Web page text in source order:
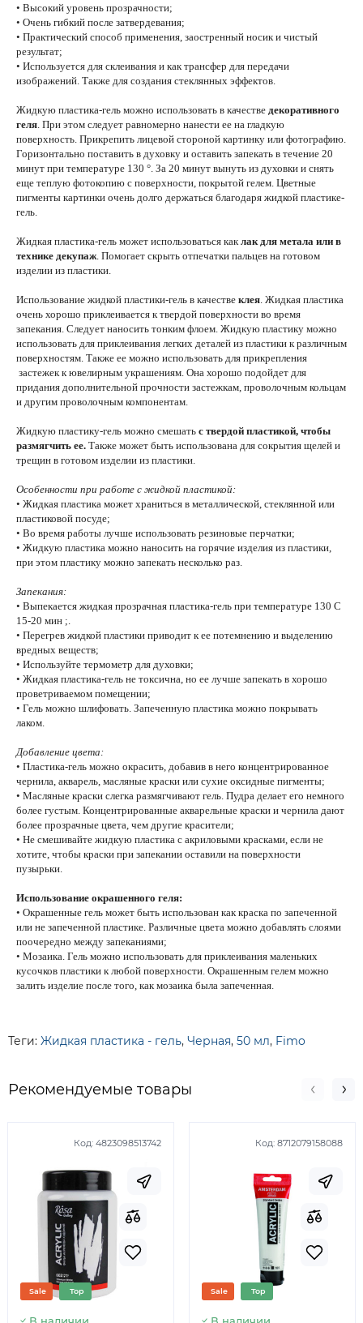
• Высокий уровень прозрачности;
• Очень гибкий после затвердевания;
• Практический способ применения, заостренный носик и чистый
результат;
• Используется для склеивания и как трансфер для передачи
изображений. Также для создания стеклянных эффектов.
Жидкую пластика-гель можно использовать в качестве декоративного
геля. При этом следует равномерно нанести ее на гладкую
поверхность. Прикрепить лицевой стороной картинку или фотографию.
Горизонтально поставить в духовку и оставить запекать в течение 20
минут при температуре 130 °. За 20 минут вынуть из духовки и снять
еще теплую фотокопию с поверхности, покрытой гелем. Цветные
пигменты картинки очень долго держаться благодаря жидкой пластике-
гель.
Жидкая пластика-гель может использоваться каклак для метала или в
технике декупаж. Помогает скрыть отпечатки пальцев на готовом
изделии из пластики.
Использование жидкой пластики-гель в качестве клея. Жидкая пластика
очень хорошо приклеивается к твердой поверхности во время
запекания. Следует наносить тонким флоем. Жидкую пластику можно
использовать для приклеивания легких деталей из пластики к различным
поверхностям. Также ее можно использовать для прикрепления
застежек к ювелирным украшениям. Она хорошо подойдет для
придания дополнительной прочности застежкам, проволочным кольцам
и другим проволочным компонентам.
Жидкую пластику-гель можно смешать с твердой пластикой, чтобы
размягчить ее. Также может быть использована для сокрытия щелей и
трещин в готовом изделии из пластики.
Особенности при работе с жидкой пластикой:
• Жидкая пластика может храниться в металлической, стеклянной или
пластиковой посуде;
• Во время работы лучше использовать резиновые перчатки;
• Жидкую пластика можно наносить на горячие изделия из пластики,
при этом пластику можно запекать несколько раз.
Запекания:
• Выпекается жидкая прозрачная пластика-гель при температуре 130 С
15-20 мин ;.
• Перегрев жидкой пластики приводит к ее потемнению и выделению
вредных веществ;
• Используйте термометр для духовки;
• Жидкая пластика-гель не токсична, но ее лучше запекать в хорошо
проветриваемом помещении;
• Гель можно шлифовать. Запеченную пластика можно покрывать
лаком.
Добавление цвета:
• Пластика-гель можно окрасить, добавив в него концентрированное
чернила, акварель, масляные краски или сухие оксидные пигменты;
• Масляные краски слегка размягчивают гель. Пудра делает его немного
более густым. Концентрированные акварельные краски и чернила дают
более прозрачные цвета, чем другие красители;
• Не смешивайте жидкую пластика с акриловыми красками, если не
хотите, чтобы краски при запекании оставили на поверхности
пузырьки.
Использование окрашенного геля:
• Окрашенные гель может быть использован как краска по запеченной
или не запеченной пластике. Различные цвета можно добавлять слоями
поочередно между запеканиями;
• Мозаика. Гель можно использовать для приклеивания маленьких
кусочков пластики к любой поверхности. Окрашенным гелем можно
залить изделие после того, как мозаика была запеченная.
Теги: Жидкая пластика - гель, Черная, 50 мл, Fimo
Рекомендуемые товары
Код: 4823098513742
Sale Top
Код: 8712079158088
Sale Top